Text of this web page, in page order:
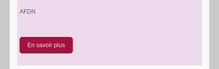
AFDN
En savoir plus